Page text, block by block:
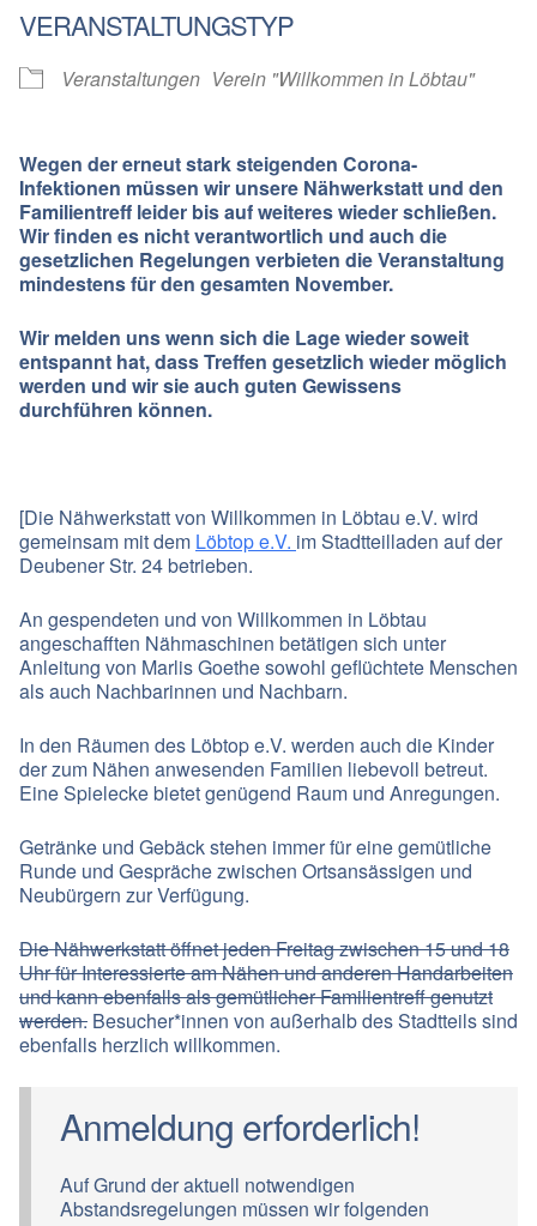
VERANSTALTUNGSTYP
Veranstaltungen Verein "Willkommen in Löbtau"
Wegen der erneut stark steigenden Corona-
Infektionen müssen wir unsere Nähwerkstatt und den
Familientreff leider bis auf weiteres wieder schließen.
Wir finden es nicht verantwortlich und auch die
gesetzlichen Regelungen verbieten die Veranstaltung
mindestens für den gesamten November.
Wir melden uns wenn sich die Lage wieder soweit
entspannt hat, dass Treffen gesetzlich wieder möglich
werden und wir sie auch guten Gewissens
durchführen können.
[Die Nähwerkstattvon Willkommen in Löbtau e.V. wird
gemeinsam mit dem Löbtop e.V. im Stadtteilladen auf der
Deubener Str. 24 betrieben.
An gespendeten und von Willkommen in Löbtau
angeschafften Nähmaschinen betätigen sich unter
Anleitung von Marlis Goethe sowohl geflüchtete Menschen
als auch Nachbarinnen und Nachbarn.
In den Räumen des Löbtop e.V. werden auch die Kinder
der zum Nähen anwesenden Familien liebevoll betreut.
Eine Spielecke bietet genügend Raum und Anregungen.
Getränke und Gebäck stehen immer für eine gemütliche
Runde und Gespräche zwischen Ortsansässigen und
Neubürgern zur Verfügung.
DieNähwerkstattöffnet jeden Freitag zwischen 15 und 18
Uhr für Interessierte am Nähen und anderen Handarbeiten
und kann ebenfalls als gemütlicher Familientreff genutzt
werden. Besucher*innen von außerhalb des Stadtteils sind
ebenfalls herzlich willkommen.
Anmeldung erforderlich!
Auf Grund der aktuell notwendigen
Abstandsregelungen müssen wir folgenden